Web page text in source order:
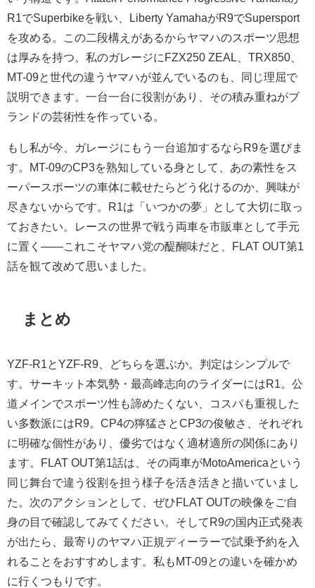
R1でSuperbikeを戦い、Liberty YamahaがR9でSupersport
を攻める。この二段構えがあるからヤマハのスポーツ思想
は厚みを持つ。私のガレージにFZX250 ZEAL、TRX850、
MT-09と世代の違うヤマハが並んでいるのも、同じ理屈で
説明できます。一台一台に役割があり、その積み重ねがブ
ランドの芸術性を作っている。
もし私が今、ガレージにもう一台追加するならR9を選びま
す。MT-09のCP3を熟知している身として、あの素性をス
ーパースポーツの車体に載せたらどう化けるのか、興味が
尽きないからです。R1は「いつかの夢」として大切に取っ
ておきたい。レースの世界で戦う両車を市販車として手元
に置く——これこそヤマハ党の醍醐味だと、FLAT OUT第1
話を観て改めて思いました。
まとめ
YZF-R1とYZF-R9、どちらを選ぶか。判定はシンプルで
す。サーキット本気勢・最高峰志向のライダーにはR1。公
道メインでスポーツ性も諦めたくない、コスパも重視した
い多数派にはR9。CP4の獰猛さとCP3の俊敏さ、それぞれ
に明確な個性があり、優劣ではなく適材適所の関係にあり
ます。FLAT OUT第1話は、その両車がMotoAmericaという
同じ舞台で違う役割を担う様子を活き活きと描いていまし
た。次のアクションとして、ぜひFLAT OUTの映像をご自
身の目で確認してみてください。そしてR9の国内正式発表
が出たら、最寄りのヤマハ正規ディーラーで試乗予約を入
れることをおすすめします。私もMT-09との違いを確かめ
に行くつもりです。